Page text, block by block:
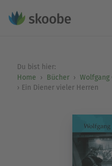
Du bist hier:
Home
Bücher
Wolfgang
Ein Diener vieler Herren